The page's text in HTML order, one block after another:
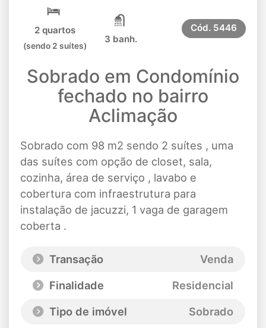
2 quartos
(sendo 2 suítes)
3 banh.
Cód. 5446
Sobrado em Condomínio
fechado no bairro
Aclimação
Sobrado com 98 m2 sendo 2 suítes , uma
das suítes com opção de closet, sala,
cozinha, área de serviço , lavabo e
cobertura com infraestrutura para
instalação de jacuzzi, 1 vaga de garagem
coberta .
Transação
Venda
Finalidade
Residencial
Tipo de imóvel
Sobrado